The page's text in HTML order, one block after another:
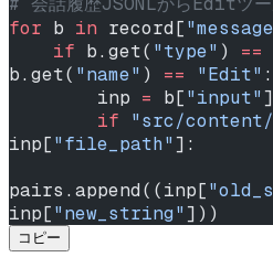
for b in record[
    if
b.get( "type" ) ==
b.get( "name" ) == "Edit" :
        inp
= b["input"]
        if
"src/
inp["file_path"]:
pairs.append((inp[
inp["new_string"]))
コピー